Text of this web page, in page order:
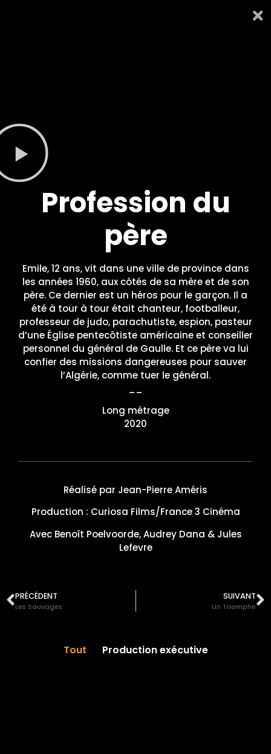
Profession du
père
Emile, 12 ans, vit dans une ville de province dans
les années 1960, aux côtés de sa mère et de son
père. Ce dernier est un héros pour le garçon. Il a
été à tour à tour était chanteur, footballeur,
professeur de judo, parachutiste, espion, pasteur
d’une Église pentecôtiste américaine et conseiller
personnel du général de Gaulle. Et ce père va lui
confier des missions dangereuses pour sauver
l’Algérie, comme tuer le général.
Long métrage
2020
Réalisé par Jean-Pierre Améris
Production : Curiosa Films/France 3 Cinéma
Avec Benoît Poelvoorde, Audrey Dana & Jules
Lefevre
PRÉCÉDENT
Les Sauvages
SUIVANT
Un Triomphe
Tout Production exécutive